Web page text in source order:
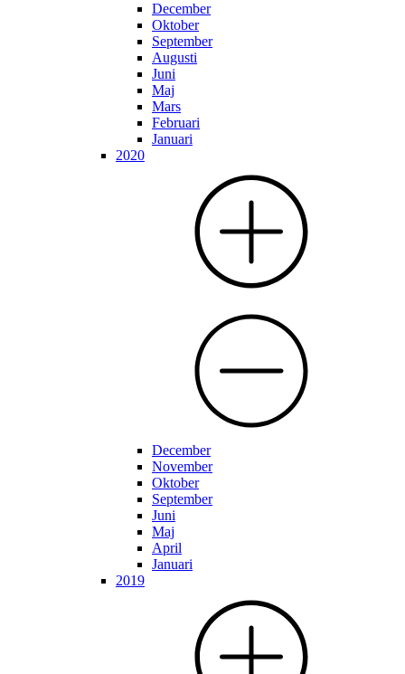
December
Oktober
September
Augusti
Juni
Maj
Mars
Februari
Januari
2020
December
November
Oktober
September
Juni
Maj
April
Januari
2019